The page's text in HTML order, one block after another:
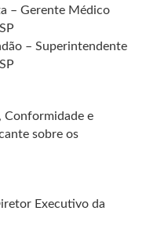
– Gerente Médico
– Superintendente
Conformidade e
sobre os
Executivo da